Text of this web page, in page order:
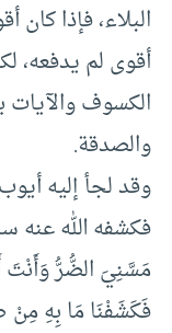
البلاء، فإذا
أقوى لم يدفعه،
الكسوف والآيات
والصدقة.
وقد لجأ إليه
فكشفه الله عنه
مَسَّنِيَ الضُّرُّ وَأَنْتَ
فَكَشَفْنَا مَا بِهِ مِنْ